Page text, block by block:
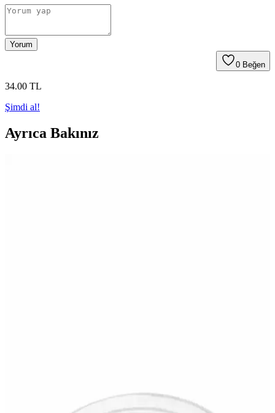
Yorum
0 Beğen
34.00 TL
Şimdi al!
Ayrıca Bakınız
sorunları olsa da, görsel etkisiyle temalı etkinliklerde öne çıkıyor.